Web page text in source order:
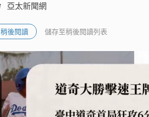
亞太新聞網
稍後閱讀 儲存至稍後閱讀列表